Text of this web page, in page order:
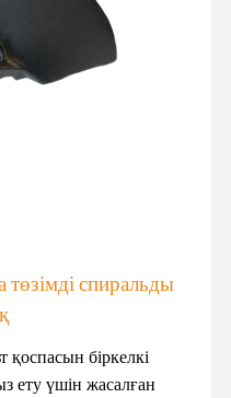
төзімді спиральды
қоспасын біркелкі
ету үшін жасалған